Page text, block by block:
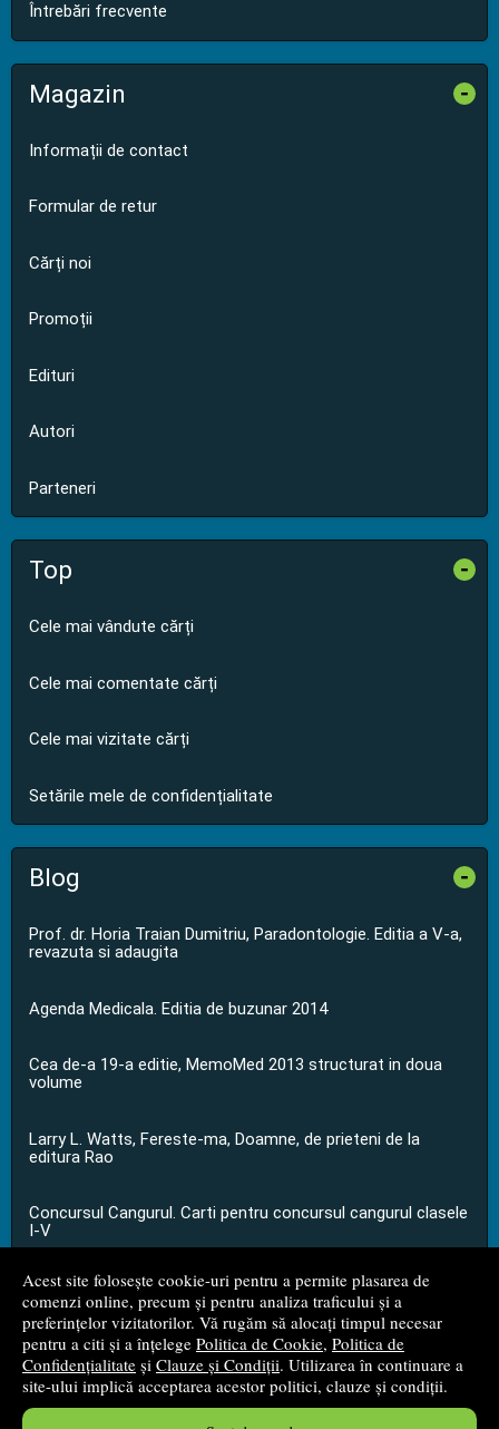
Acest site folosește cookie-uri pentru a permite plasarea de
comenzi online, precum și pentru analiza traficului și a
preferințelor vizitatorilor. Vă rugăm să alocați timpul necesar
pentru a citi și a înțelege Politica de Cookie, Politica de
Confidențialitate și Clauze și Condiții. Utilizarea în continuare a
site-ului implică acceptarea acestor politici, clauze și condiții.
Întrebări frecvente
Magazin -
Informații de contact
Formular de retur
Cărți noi
Promoții
Edituri
Autori
Parteneri
Top -
Cele mai vândute cărți
Cele mai comentate cărți
Cele mai vizitate cărți
Setările mele de confidențialitate
Blog -
Prof. dr. Horia Traian Dumitriu, Paradontologie. Editia a V-a,
revazuta si adaugita
Agenda Medicala. Editia de buzunar 2014
Cea de-a 19-a editie, MemoMed 2013 structurat in doua
volume
Larry L. Watts, Fereste-ma, Doamne, de prieteni de la
editura Rao
Concursul Cangurul. Carti pentru concursul cangurul clasele
I-V
...toate știrile
© 2008 - 2026S.C. M.G. Net Distribution S.R.L.
Magazin onlinecreat deVital Soft